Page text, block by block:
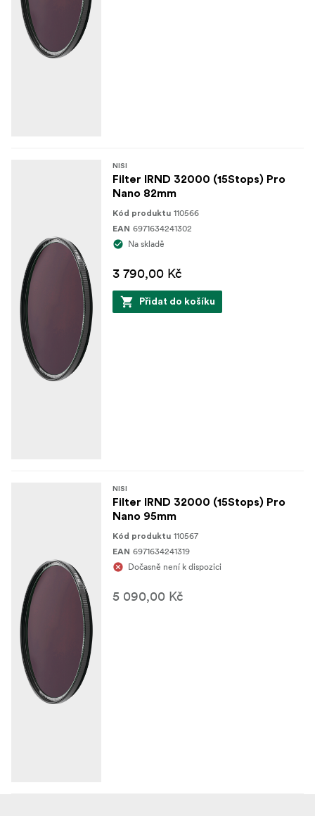
NISI
Filter IRND 32000 (15Stops) Pro
Nano 82mm
Kód produktu 110566
EAN 6971634241302
Na skladě
3 790,00 Kč
Přidat do košíku
NISI
Filter IRND 32000 (15Stops) Pro
Nano 95mm
Kód produktu 110567
EAN 6971634241319
Dočasně není k dispozici
5 090,00 Kč